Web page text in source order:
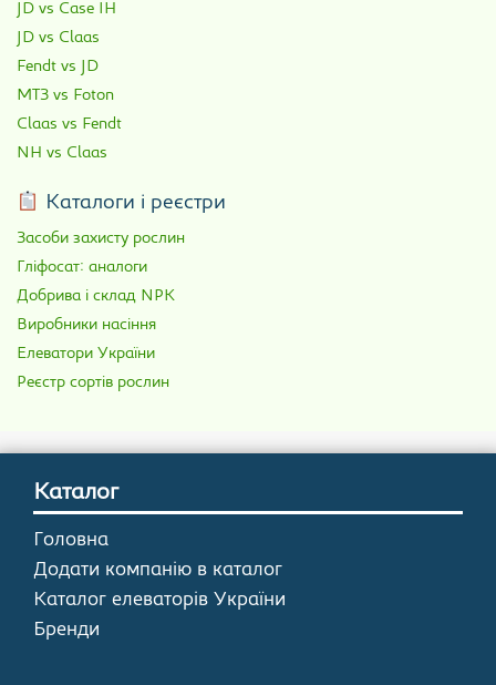
JD vs Case IH
JD vs Claas
Fendt vs JD
МТЗ vs Foton
Claas vs Fendt
NH vs Claas
Каталоги і реєстри
Засоби захисту рослин
Гліфосат: аналоги
Добрива і склад NPK
Виробники насіння
Елеватори України
Реєстр сортів рослин
Каталог
Головна
Додати компанію в каталог
Каталог елеваторів України
Бренди